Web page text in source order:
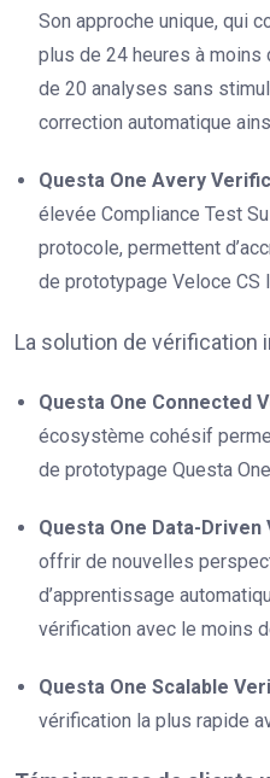
Son approche unique, qui
plus de 24 heures à moins
de 20 analyses sans
correction automatique
Questa One Avery
élevée Compliance Test
protocole, permettent
de prototypage Veloce CS
La solution de vérification
Questa One Connected
écosystème cohésif
de prototypage Questa
Questa One Data-
offrir de nouvelles
d’apprentissage
vérification avec le moins
Questa One Scalable
vérification la plus rapide